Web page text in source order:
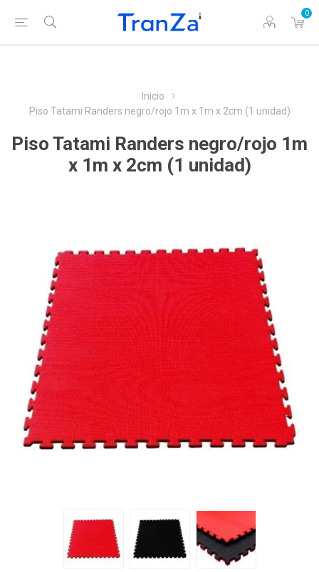
0
Inicio
Piso Tatami Randers negro/rojo 1m x 1m x 2cm (1 unidad)
Piso Tatami Randers negro/rojo 1m
x 1m x 2cm (1 unidad)